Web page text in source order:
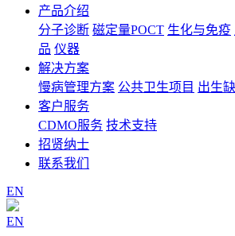
产品介绍
分子诊断 磁定量POCT 生化与免疫
品 仪器
解决方案
慢病管理方案 公共卫生项目 出生
客户服务
CDMO服务 技术支持
招贤纳士
联系我们
EN
EN